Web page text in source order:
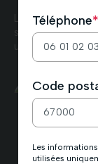
Les batteries
stockent
une utilisation
Téléphone*
Veuillez
laisser
ce
champ
Code
Les
utilisées